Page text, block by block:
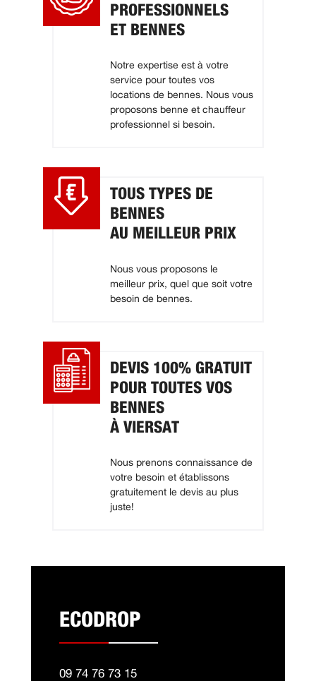
PROFESSIONNELS
ET BENNES
Notre expertise est à votre
service pour toutes vos
locations de bennes. Nous vous
proposons benne et chauffeur
professionnel si besoin.
TOUS TYPES DE
BENNES
AU MEILLEUR PRIX
Nous vous proposons le
meilleur prix, quel que soit votre
besoin de bennes.
DEVIS 100% GRATUIT
POUR TOUTES VOS
BENNES
À VIERSAT
Nous prenons connaissance de
votre besoin et établissons
gratuitement le devis au plus
juste!
ECODROP
09 74 76 73 15